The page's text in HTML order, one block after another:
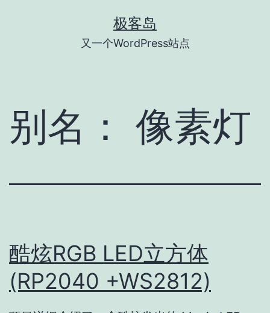
极客岛
又一个WordPress站点
别名： 像素灯
酷炫RGB LED立方体
(RP2040 +WS2812)